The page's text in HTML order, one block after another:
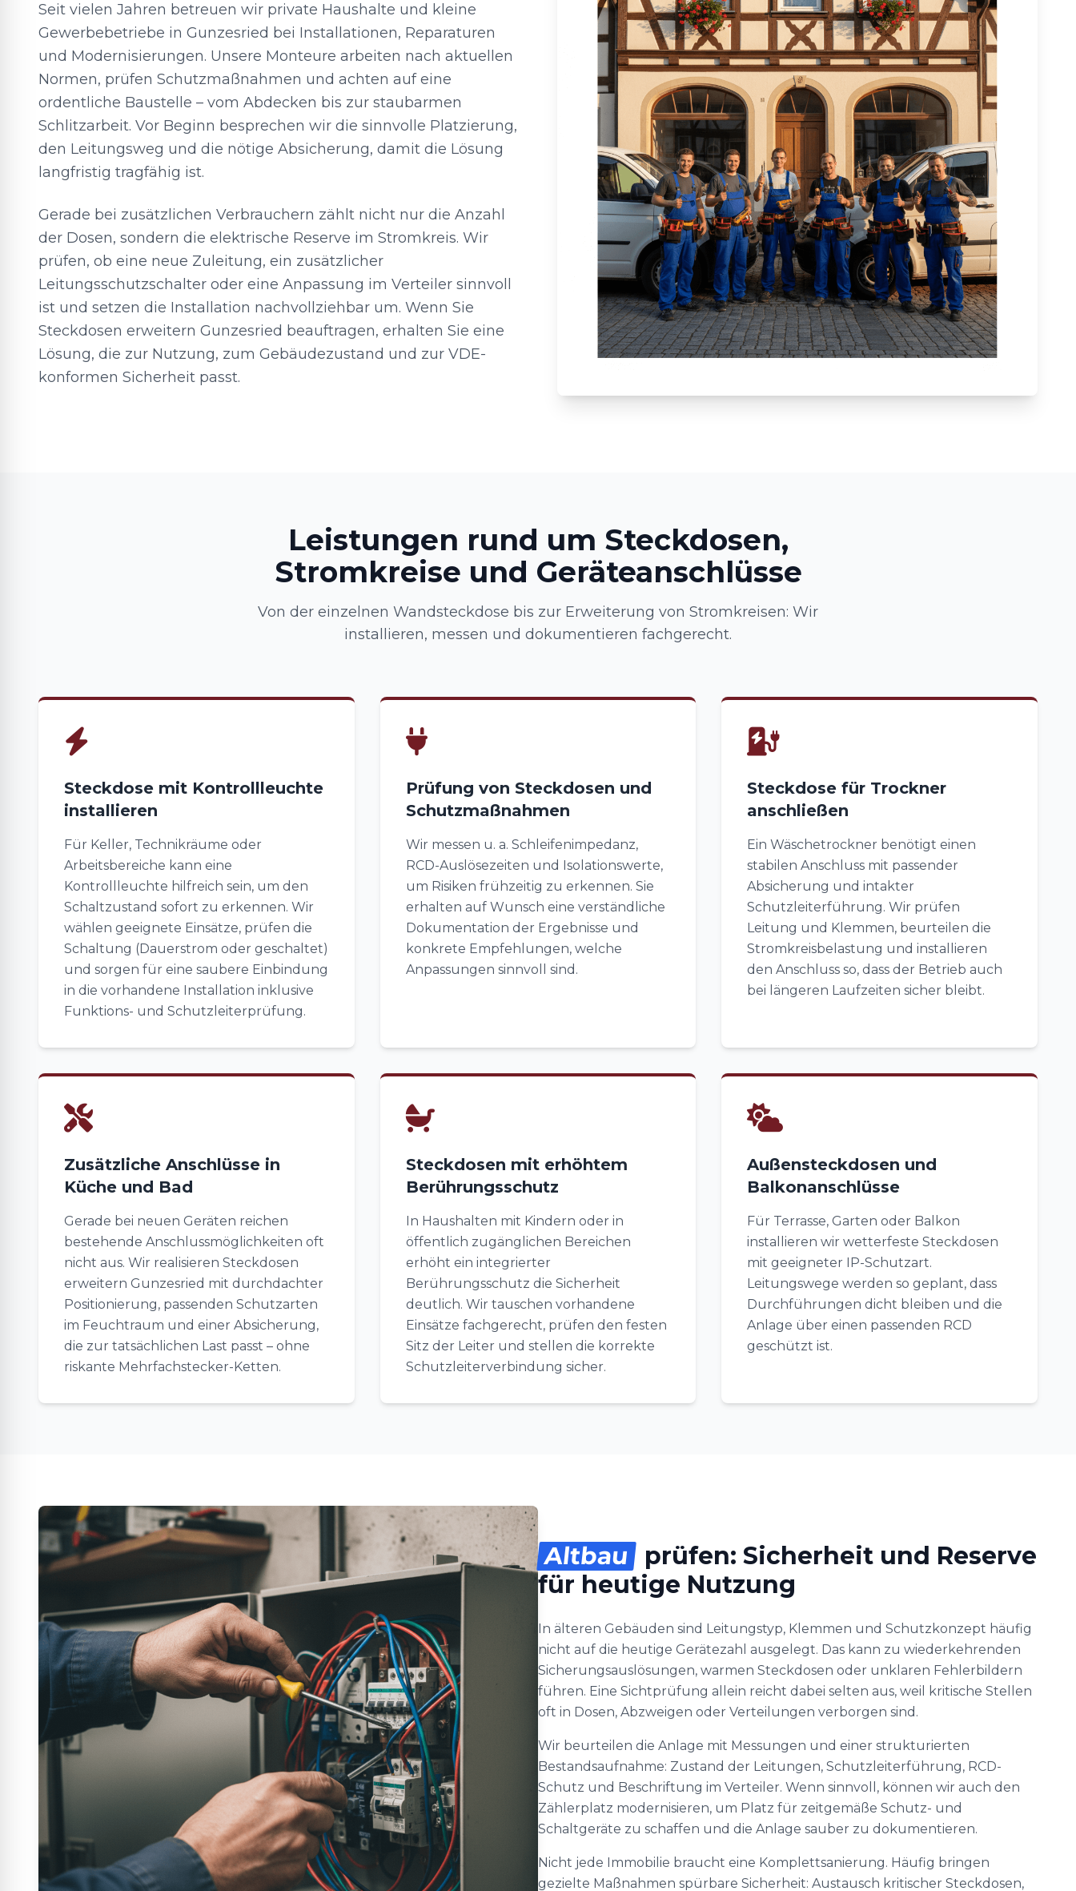
Seit vielen Jahren betreuen wir private Haushalte und kleine
Gewerbebetriebe in Gunzesried bei Installationen, Reparaturen
und Modernisierungen. Unsere Monteure arbeiten nach aktuellen
Normen, prüfen Schutzmaßnahmen und achten auf eine
ordentliche Baustelle – vom Abdecken bis zur staubarmen
Schlitzarbeit. Vor Beginn besprechen wir die sinnvolle Platzierung,
den Leitungsweg und die nötige Absicherung, damit die Lösung
langfristig tragfähig ist.
Gerade bei zusätzlichen Verbrauchern zählt nicht nur die Anzahl
der Dosen, sondern die elektrische Reserve im Stromkreis. Wir
prüfen, ob eine neue Zuleitung, ein zusätzlicher
Leitungsschutzschalter oder eine Anpassung im Verteiler sinnvoll
ist und setzen die Installation nachvollziehbar um. Wenn Sie
Steckdosen erweitern Gunzesried beauftragen, erhalten Sie eine
Lösung, die zur Nutzung, zum Gebäudezustand und zur VDE-
konformen Sicherheit passt.
Leistungen rund um Steckdosen,
Stromkreise und Geräteanschlüsse
Von der einzelnen Wandsteckdose bis zur Erweiterung von Stromkreisen: Wir
installieren, messen und dokumentieren fachgerecht.
Steckdose mit Kontrollleuchte
installieren
Für Keller, Technikräume oder
Arbeitsbereiche kann eine
Kontrollleuchte hilfreich sein, um den
Schaltzustand sofort zu erkennen. Wir
wählen geeignete Einsätze, prüfen die
Schaltung (Dauerstrom oder geschaltet)
und sorgen für eine saubere Einbindung
in die vorhandene Installation inklusive
Funktions- und Schutzleiterprüfung.
Prüfung von Steckdosen und
Schutzmaßnahmen
Wir messen u. a. Schleifenimpedanz,
RCD-Auslösezeiten und Isolationswerte,
um Risiken frühzeitig zu erkennen. Sie
erhalten auf Wunsch eine verständliche
Dokumentation der Ergebnisse und
konkrete Empfehlungen, welche
Anpassungen sinnvoll sind.
Steckdose für Trockner
anschließen
Ein Wäschetrockner benötigt einen
stabilen Anschluss mit passender
Absicherung und intakter
Schutzleiterführung. Wir prüfen
Leitung und Klemmen, beurteilen die
Stromkreisbelastung und installieren
den Anschluss so, dass der Betrieb auch
bei längeren Laufzeiten sicher bleibt.
Zusätzliche Anschlüsse in
Küche und Bad
Gerade bei neuen Geräten reichen
bestehende Anschlussmöglichkeiten oft
nicht aus. Wir realisieren Steckdosen
erweitern Gunzesried mit durchdachter
Positionierung, passenden Schutzarten
im Feuchtraum und einer Absicherung,
die zur tatsächlichen Last passt – ohne
riskante Mehrfachstecker-Ketten.
Steckdosen mit erhöhtem
Berührungsschutz
In Haushalten mit Kindern oder in
öffentlich zugänglichen Bereichen
erhöht ein integrierter
Berührungsschutz die Sicherheit
deutlich. Wir tauschen vorhandene
Einsätze fachgerecht, prüfen den festen
Sitz der Leiter und stellen die korrekte
Schutzleiterverbindung sicher.
Außensteckdosen und
Balkonanschlüsse
Für Terrasse, Garten oder Balkon
installieren wir wetterfeste Steckdosen
mit geeigneter IP-Schutzart.
Leitungswege werden so geplant, dass
Durchführungen dicht bleiben und die
Anlage über einen passenden RCD
geschützt ist.
Altbau
prüfen: Sicherheit und Reserve
für heutige Nutzung
In älteren Gebäuden sind Leitungstyp, Klemmen und Schutzkonzept häufig
nicht auf die heutige Gerätezahl ausgelegt. Das kann zu wiederkehrenden
Sicherungsauslösungen, warmen Steckdosen oder unklaren Fehlerbildern
führen. Eine Sichtprüfung allein reicht dabei selten aus, weil kritische Stellen
oft in Dosen, Abzweigen oder Verteilungen verborgen sind.
Wir beurteilen die Anlage mit Messungen und einer strukturierten
Bestandsaufnahme: Zustand der Leitungen, Schutzleiterführung, RCD-
Schutz und Beschriftung im Verteiler. Wenn sinnvoll, können wir auch den
Zählerplatz modernisieren, um Platz für zeitgemäße Schutz- und
Schaltgeräte zu schaffen und die Anlage sauber zu dokumentieren.
Nicht jede Immobilie braucht eine Komplettsanierung. Häufig bringen
gezielte Maßnahmen spürbare Sicherheit: Austausch kritischer Steckdosen,